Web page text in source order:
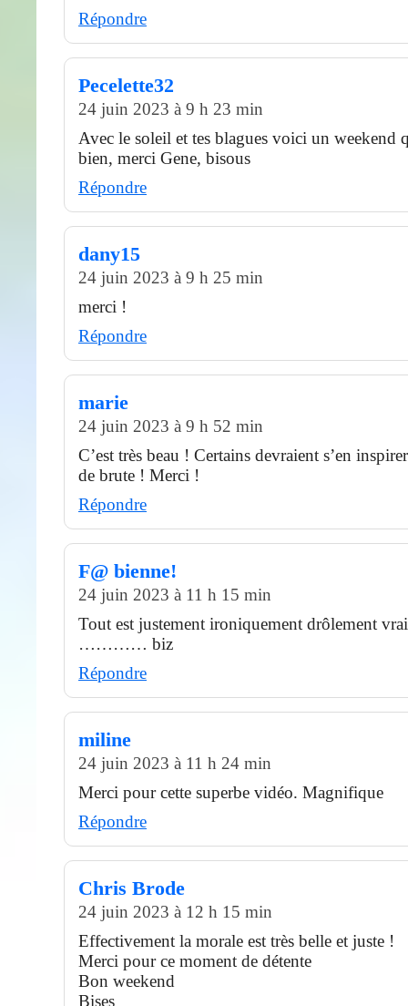
Répondre
Pecelette32
24 juin 2023 à 9 h 23 min
Avec le soleil et tes blagues voici un weekend
bien, merci Gene, bisous
Répondre
dany15
24 juin 2023 à 9 h 25 min
merci !
Répondre
marie
24 juin 2023 à 9 h 52 min
C’est très beau ! Certains devraient s’en
de brute ! Merci !
Répondre
F@ bienne!
24 juin 2023 à 11 h 15 min
Tout est justement ironiquement drôlement
………… biz
Répondre
miline
24 juin 2023 à 11 h 24 min
Merci pour cette superbe vidéo. Magnifique
Répondre
Chris Brode
24 juin 2023 à 12 h 15 min
Effectivement la morale est très belle et juste !
Merci pour ce moment de détente
Bon weekend
Bises